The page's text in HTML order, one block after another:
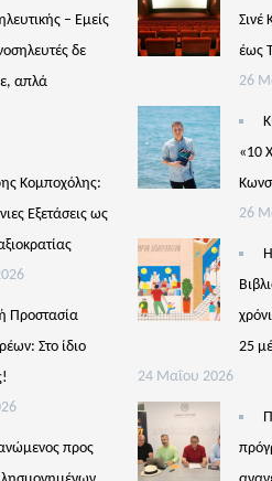
– Εμείς
δε
απλά
Κομποχόλης:
Εξετάσεις ως
Προστασία
Στο ίδιο
προς
Σινέ
έως
26
«10
26
25
24 Μαΐου 2026